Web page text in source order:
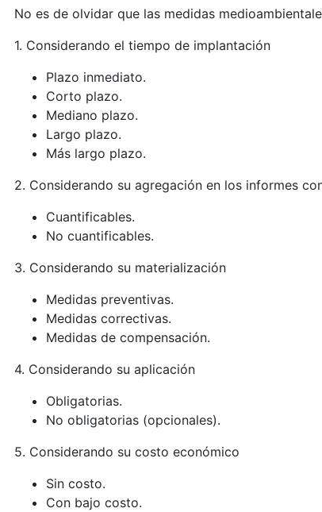
No es de olvidar que las medidas
1. Considerando el tiempo de implantación
Plazo inmediato.
Corto plazo.
Mediano plazo.
Largo plazo.
Más largo plazo.
2. Considerando su agregación en los informes
Cuantificables.
No cuantificables.
3. Considerando su materialización
Medidas preventivas.
Medidas correctivas.
Medidas de compensación.
4. Considerando su aplicación
Obligatorias.
No obligatorias (opcionales).
5. Considerando su costo económico
Sin costo.
Con bajo costo.